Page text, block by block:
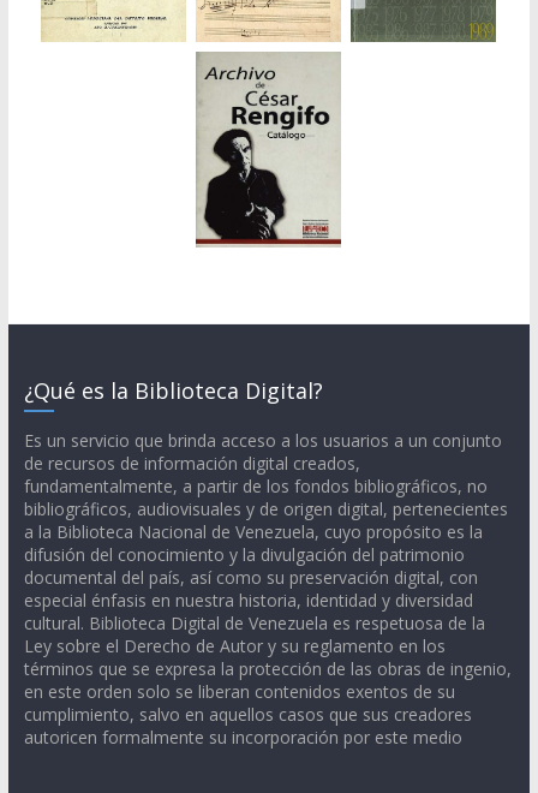
¿Qué es la Biblioteca Digital?
Es un servicio que brinda acceso a los usuarios a un conjunto
de recursos de información digital creados,
fundamentalmente, a partir de los fondos bibliográficos, no
bibliográficos, audiovisuales y de origen digital, pertenecientes
a la Biblioteca Nacional de Venezuela, cuyo propósito es la
difusión del conocimiento y la divulgación del patrimonio
documental del país, así como su preservación digital, con
especial énfasis en nuestra historia, identidad y diversidad
cultural. Biblioteca Digital de Venezuela es respetuosa de la
Ley sobre el Derecho de Autor y su reglamento en los
términos que se expresa la protección de las obras de ingenio,
en este orden solo se liberan contenidos exentos de su
cumplimiento, salvo en aquellos casos que sus creadores
autoricen formalmente su incorporación por este medio